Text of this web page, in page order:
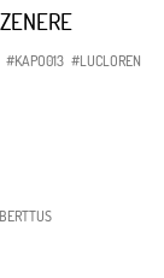
#KAPO013 #LUCLOREN